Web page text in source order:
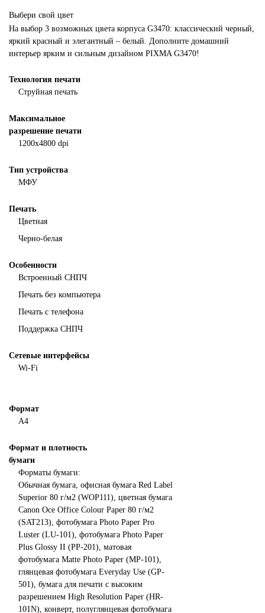
Выбери свой цвет
На выбор 3 возможных цвета корпуса G3470: классический черный,
яркий красный и элегантный – белый. Дополните домашний
интерьер ярким и сильным дизайном PIXMA G3470!
Технология печати
Струйная печать
Максимальное
разрешение печати
1200x4800 dpi
Тип устройства
МФУ
Печать
Цветная
Черно-белая
Особенности
Встроенный СНПЧ
Печать без компьютера
Печать с телефона
Поддержка СНПЧ
Сетевые интерфейсы
Wi-Fi
Формат
А4
Формат и плотность
бумаги
Форматы бумаги:
Обычная бумага, офисная бумага Red Label
Superior 80 г/м2 (WOP111), цветная бумага
Canon Oce Office Colour Paper 80 г/м2
(SAT213), фотобумага Photo Paper Pro
Luster (LU-101), фотобумага Photo Paper
Plus Glossy II (PP-201), матовая
фотобумага Matte Photo Paper (MP-101),
глянцевая фотобумага Everyday Use (GP-
501), бумага для печати с высоким
разрешением High Resolution Paper (HR-
101N), конверт, полуглянцевая фотобумага